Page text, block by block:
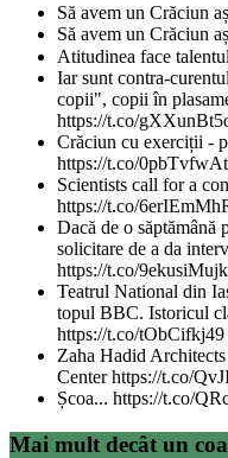
Să avem un Crăciun
Să avem un Crăciun
Atitudinea face
Iar sunt contra-
copii", copii în
https://t.co/
Crăciun cu exerciții -
https://t.co/
Scientists call for a
https://t.co/
Dacă de o săptămână
solicitare de a da
https://t.co/9ekusiMujk
Teatrul National din
topul BBC. Istoricul
https://t.co/tObCifkj49
Zaha Hadid
Center https://t.co/
Școa... https://t.co/
Mai mult decât un